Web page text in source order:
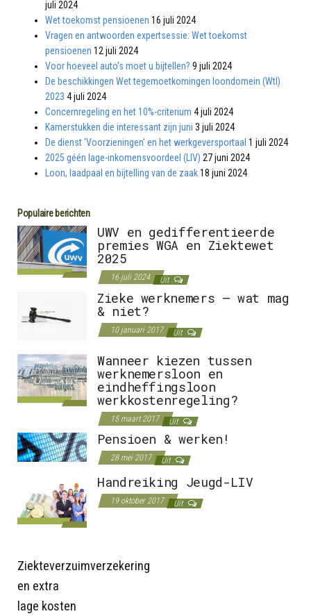
juli 2024
Wet toekomst pensioenen 16 juli 2024
Vragen en antwoorden expertsessie: Wet toekomst
pensioenen 12 juli 2024
Voor hoeveel auto’s moet u bijtellen? 9 juli 2024
De beschikkingen Wet tegemoetkomingen loondomein (Wtl)
2023 4 juli 2024
Concernregeling en het 10%-criterium 4 juli 2024
Kamerstukken die interessant zijn juni 3 juli 2024
De dienst ‘Voorzieningen’ en het werkgeversportaal 1 juli 2024
2025 géén lage-inkomensvoordeel (LIV) 27 juni 2024
Loon, laadpaal en bijtelling van de zaak18 juni 2024
Populaire berichten
UWV en gedifferentieerde
premies WGA en Ziektewet
2025
16 juli 2024 Uit
Zieke werknemers – wat mag
& niet?
10 januari 2017 Uit
Wanneer kiezen tussen
werknemersloon en
eindheffingsloon
werkkostenregeling?
15 maart 2017 Uit
Pensioen & werken!
28 mei 2017 Uit
Handreiking Jeugd-LIV
19 oktober 2017 Uit
Ziekteverzuimverzekering
en extra
lage kosten